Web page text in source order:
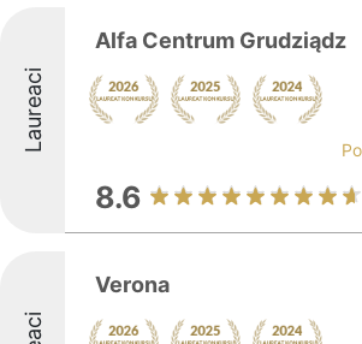
Laureaci
Alfa Centrum Grudziądz
8.6
Verona